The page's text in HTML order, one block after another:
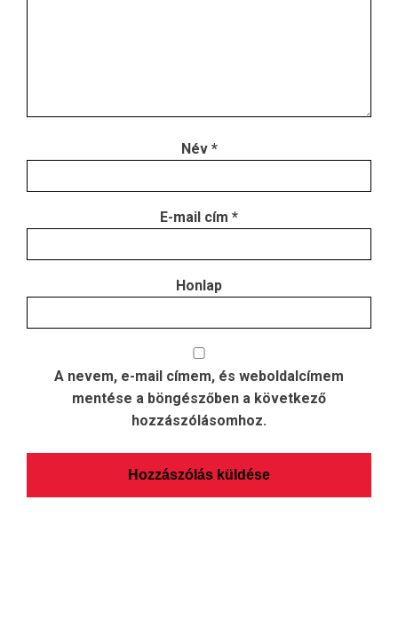
Név *
E-mail cím *
Honlap
A nevem, e-mail címem, és weboldalcímem
mentése a böngészőben a következő
hozzászólásomhoz.